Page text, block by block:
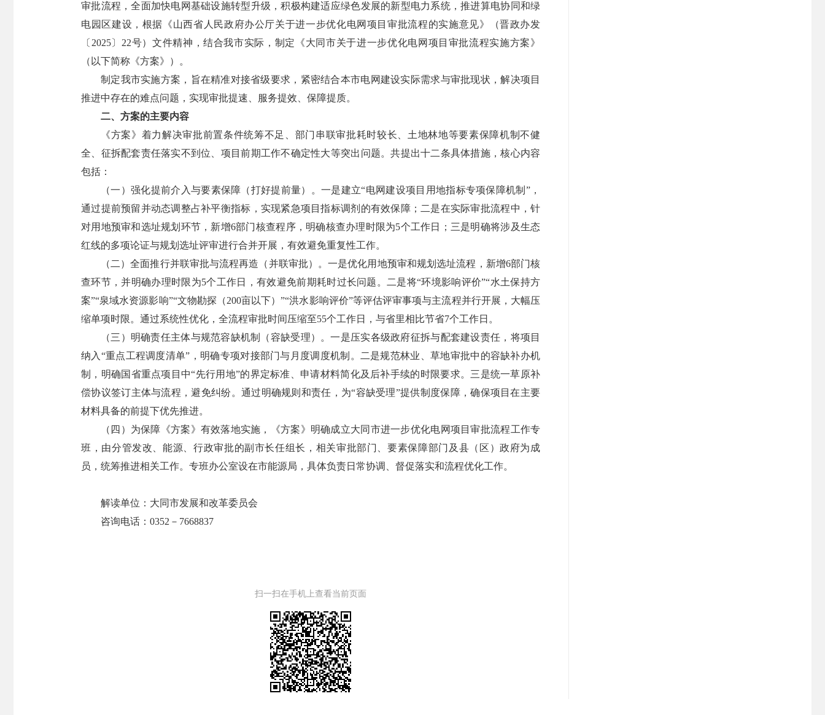
审批流程，全面加快电网基础设施转型升级，积极构建适应绿色发展的新型电力系统，推进算电协同和绿
电园区建设，根据《山西省人民政府办公厅关于进一步优化电网项目审批流程的实施意见》（晋政办发
〔2025〕22号）文件精神，结合我市实际，制定《大同市关于进一步优化电网项目审批流程实施方案》
（以下简称《方案》）。
制定我市实施方案，旨在精准对接省级要求，紧密结合本市电网建设实际需求与审批现状，解决项目
推进中存在的难点问题，实现审批提速、服务提效、保障提质。
二、方案的主要内容
《方案》着力解决审批前置条件统筹不足、部门串联审批耗时较长、土地林地等要素保障机制不健
全、征拆配套责任落实不到位、项目前期工作不确定性大等突出问题。共提出十二条具体措施，核心内容
包括：
（一）强化提前介入与要素保障（打好提前量）。一是建立“电网建设项目用地指标专项保障机制”，
通过提前预留并动态调整占补平衡指标，实现紧急项目指标调剂的有效保障；二是在实际审批流程中，针
对用地预审和选址规划环节，新增6部门核查程序，明确核查办理时限为5个工作日；三是明确将涉及生态
红线的多项论证与规划选址评审进行合并开展，有效避免重复性工作。
（二）全面推行并联审批与流程再造（并联审批）。一是优化用地预审和规划选址流程，新增6部门核
查环节，并明确办理时限为5个工作日，有效避免前期耗时过长问题。二是将“环境影响评价”“水土保持方
案”“泉域水资源影响”“文物勘探（200亩以下）”“洪水影响评价”等评估评审事项与主流程并行开展，大幅压
缩单项时限。通过系统性优化，全流程审批时间压缩至55个工作日，与省里相比节省7个工作日。
（三）明确责任主体与规范容缺机制（容缺受理）。一是压实各级政府征拆与配套建设责任，将项目
纳入“重点工程调度清单”，明确专项对接部门与月度调度机制。二是规范林业、草地审批中的容缺补办机
制，明确国省重点项目中“先行用地”的界定标准、申请材料简化及后补手续的时限要求。三是统一草原补
偿协议签订主体与流程，避免纠纷。通过明确规则和责任，为“容缺受理”提供制度保障，确保项目在主要
材料具备的前提下优先推进。
（四）为保障《方案》有效落地实施，《方案》明确成立大同市进一步优化电网项目审批流程工作专
班，由分管发改、能源、行政审批的副市长任组长，相关审批部门、要素保障部门及县（区）政府为成
员，统筹推进相关工作。专班办公室设在市能源局，具体负责日常协调、督促落实和流程优化工作。
解读单位：大同市发展和改革委员会
咨询电话：0352－7668837
扫一扫在手机上查看当前页面